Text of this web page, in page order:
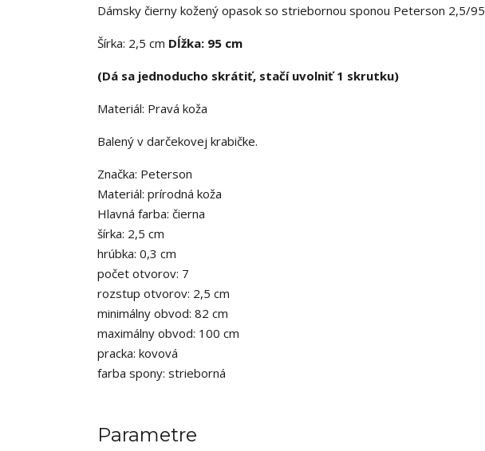
Dámsky čierny kožený opasok so striebornou sponou Peterson 2,5/95
Šírka: 2,5 cm Dĺžka: 95 cm
(Dá sa jednoducho skrátiť, stačí uvolniť 1 skrutku)
Materiál: Pravá koža
Balený v darčekovej krabičke.
Značka: Peterson
Materiál: prírodná koža
Hlavná farba: čierna
šírka: 2,5 cm
hrúbka: 0,3 cm
počet otvorov: 7
rozstup otvorov: 2,5 cm
minimálny obvod: 82 cm
maximálny obvod: 100 cm
pracka: kovová
farba spony: strieborná
Parametre